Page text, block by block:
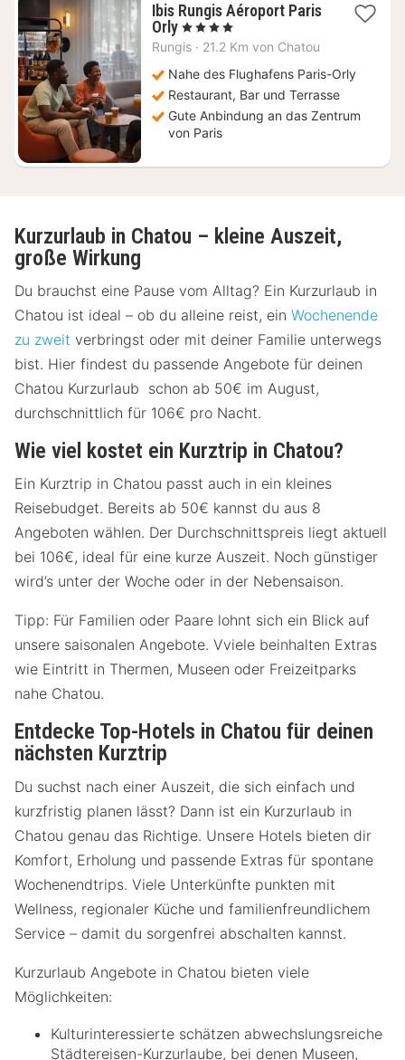
Ibis Rungis Aéroport Paris
Orly1
Nacht
ab
89
€
, 4 Sterne
Rungis · 21.2 Km von Chatou
Nahe des Flughafens Paris-Orly
Restaurant, Bar und Terrasse
Gute Anbindung an das Zentrum
von Paris
Kurzurlaub in Chatou – kleine Auszeit,
große Wirkung
Du brauchst eine Pause vom Alltag? Ein Kurzurlaub in
Chatou ist ideal – ob du alleine reist, ein Wochenende
zu zweit verbringst oder mit deiner Familie unterwegs
bist. Hier findest du passende Angebote für deinen
Chatou Kurzurlaub schon ab 50€ im August,
durchschnittlich für 106€ pro Nacht.
Wie viel kostet ein Kurztrip in Chatou?
Ein Kurztrip in Chatou passt auch in ein kleines
Reisebudget. Bereits ab 50€ kannst du aus 8
Angeboten wählen. Der Durchschnittspreis liegt aktuell
bei 106€, ideal für eine kurze Auszeit. Noch günstiger
wird’s unter der Woche oder in der Nebensaison.
Tipp: Für Familien oder Paare lohnt sich ein Blick auf
unsere saisonalen Angebote. Vviele beinhalten Extras
wie Eintritt in Thermen, Museen oder Freizeitparks
nahe Chatou.
Entdecke Top-Hotels in Chatou für deinen
nächsten Kurztrip
Du suchst nach einer Auszeit, die sich einfach und
kurzfristig planen lässt? Dann ist ein Kurzurlaub in
Chatou genau das Richtige. Unsere Hotels bieten dir
Komfort, Erholung und passende Extras für spontane
Wochenendtrips. Viele Unterkünfte punkten mit
Wellness, regionaler Küche und familienfreundlichem
Service – damit du sorgenfrei abschalten kannst.
Kurzurlaub Angebote in Chatou bieten viele
Möglichkeiten:
Kulturinteressierte schätzen abwechslungsreiche
Städtereisen-Kurzurlaube, bei denen Museen,